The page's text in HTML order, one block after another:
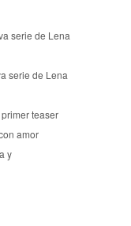
serie de Lena
serie de Lena
teaser
amor
y